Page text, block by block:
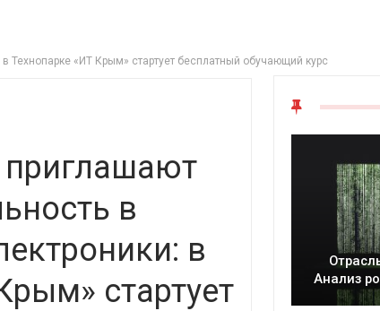
Технопарке «ИТ Крым» стартует бесплатный обучающий курс
приглашают
в
в
стартует
Итоги и Бестселлеры
Анализ